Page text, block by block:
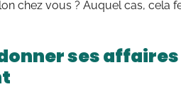
chez vous ? Auquel cas, cela
ses